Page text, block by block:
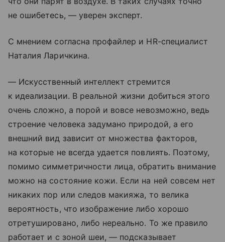
не ошибетесь, — уверен эксперт.
С мнением согласна профайлер и HR-специалист
Наталия Ларичкина.
— Искусственный интеллект стремится
к идеализации. В реальной жизни добиться этого
очень сложно, а порой и вовсе невозможно, ведь
строение человека задумано природой, а его
внешний вид зависит от множества факторов,
на которые не всегда удается повлиять. Поэтому,
помимо симметричности лица, обратить внимание
можно на состояние кожи. Если на ней совсем нет
никаких пор или следов макияжа, то велика
вероятность, что изображение либо хорошо
отретушировано, либо нереально. То же правило
работает и с зоной шеи, — подсказывает